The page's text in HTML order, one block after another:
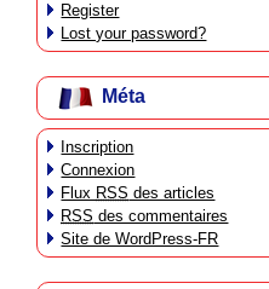
Register
Lost your password?
Méta
Inscription
Connexion
Flux RSS des articles
RSS des commentaires
Site de WordPress-FR